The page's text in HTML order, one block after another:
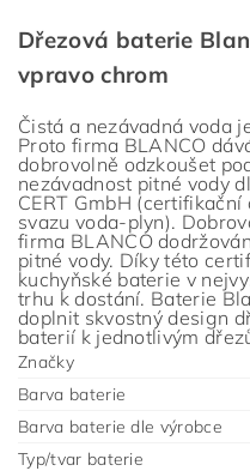
Dřezová baterie
vpravo chrom
Čistá a nezávadná voda
Proto firma BLANCO
dobrovolně odzkoušet
nezávadnost pitné vody
CERT GmbH
svazu voda-plyn).
firma BLANCO
pitné vody. Díky této
kuchyňské baterie v
trhu k dostání. Baterie
doplnit skvostný design
baterií k jednotlivým
Značky
Barva baterie
Barva baterie dle výrobce
Typ/tvar baterie